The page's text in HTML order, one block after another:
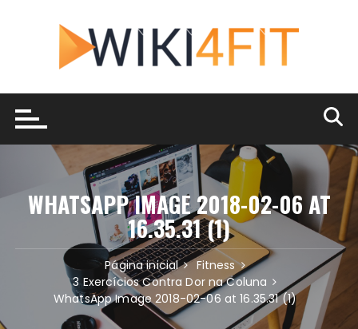
conteúdo
WHATSAPP IMAGE 2018-02-06 AT
16.35.31 (1)
Página inicial
Fitness
3 Exercícios Contra Dor na Coluna
WhatsApp Image 2018-02-06 at 16.35.31 (1)